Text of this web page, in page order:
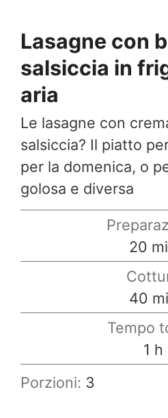
Lasagne con
salsiccia in
aria
Le lasagne con
salsiccia? Il piatto
per la domenica, o
golosa e diversa
20
40
Tempo
1 ora
h
Porzioni: 3